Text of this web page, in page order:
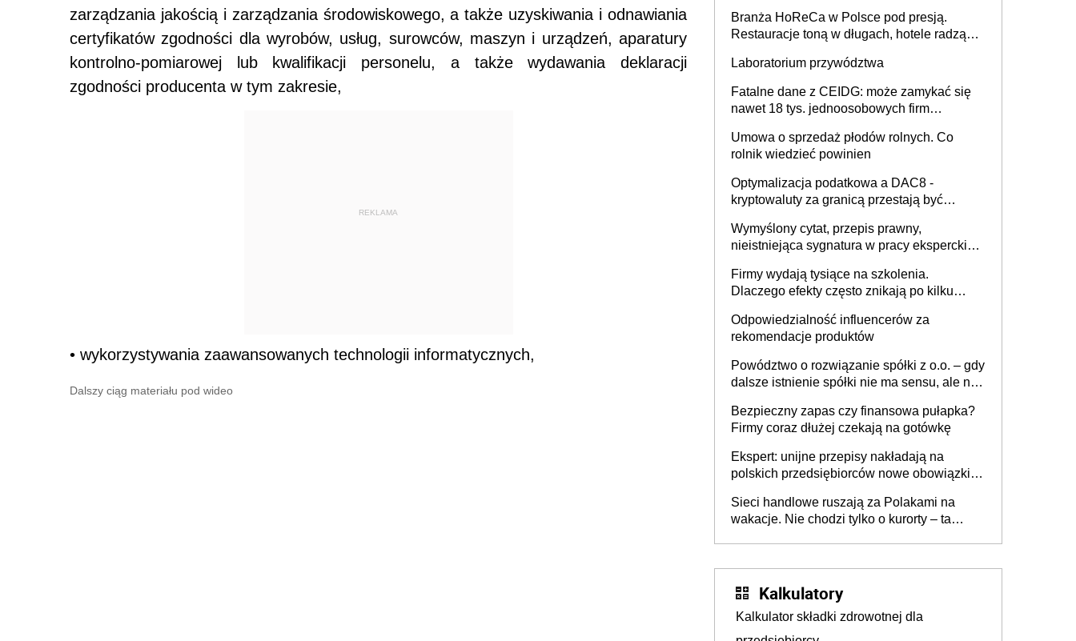
zarządzania jakością i zarządzania środowiskowego, a także uzyskiwania i odnawiania
certyfikatów zgodności dla wyrobów, usług, surowców, maszyn i urządzeń, aparatury
kontrolno-pomiarowej lub kwalifikacji personelu, a także wydawania deklaracji
zgodności producenta w tym zakresie,
REKLAMA
• wykorzystywania zaawansowanych technologii informatycznych,
Dalszy ciąg materiału pod wideo
Branża HoReCa w Polsce pod presją.
Restauracje toną w długach, hotele radzą
Laboratorium przywództwa
Fatalne dane z CEIDG: może zamykać się
nawet 18 tys. jednoosobowych firm
Umowa o sprzedaż płodów rolnych. Co
rolnik wiedzieć powinien
Optymalizacja podatkowa a DAC8 -
kryptowaluty za granicą przestają być
Wymyślony cytat, przepis prawny,
nieistniejąca sygnatura w pracy eksperckiej -
firmie
Firmy wydają tysiące na szkolenia.
Dlaczego efekty często znikają po kilku
Odpowiedzialność influencerów za
rekomendacje produktów
Powództwo o rozwiązanie spółki z o.o. – gdy
dalsze istnienie spółki nie ma sensu, ale nie
Bezpieczny zapas czy finansowa pułapka?
Firmy coraz dłużej czekają na gotówkę
Ekspert: unijne przepisy nakładają na
polskich przedsiębiorców nowe obowiązki w
Sieci handlowe ruszają za Polakami na
wakacje. Nie chodzi tylko o kurorty – ta
Kalkulatory
Kalkulator składki zdrowotnej dla